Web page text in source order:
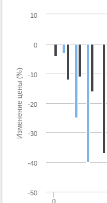
Изменение цены (%)
0
-50
-40
-30
-20
-10
0
10